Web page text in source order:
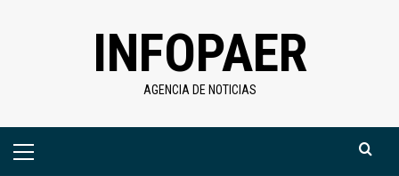
INFOPAER
AGENCIA DE NOTICIAS
Menú